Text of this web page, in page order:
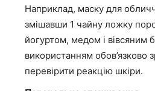
Наприклад, маску для
змішавши 1 чайну ложку
йогуртом, медом і
використанням обов’язково
перевірити реакцію шкіри.